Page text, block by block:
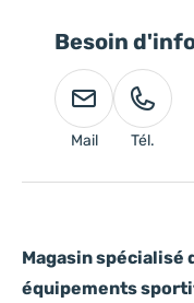
Magasin spécialisé
équipements
Besoin
Mail Tél.